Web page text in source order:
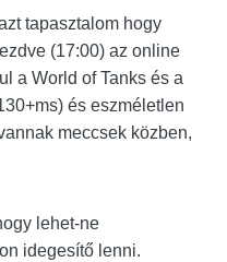
tapasztalom hogy
(17:00) az online
a World of Tanks és a
és eszméletlen
meccsek közben,
lehet-ne
idegesítő lenni.